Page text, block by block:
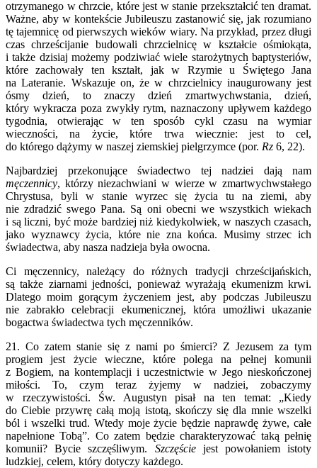
otrzymanego w chrzcie, które jest w stanie przekształcić ten dramat.
Ważne, aby w kontekście Jubileuszu zastanowić się, jak rozumiano
tę tajemnicę od pierwszych wieków wiary. Na przykład, przez długi
czas chrześcijanie budowali chrzcielnicę w kształcie ośmiokąta,
i także dzisiaj możemy podziwiać wiele starożytnych baptysteriów,
które zachowały ten kształt, jak w Rzymie u Świętego Jana
na Lateranie. Wskazuje on, że w chrzcielnicy inaugurowany jest
ósmy dzień, to znaczy dzień zmartwychwstania, dzień,
który wykracza poza zwykły rytm, naznaczony upływem każdego
tygodnia, otwierając w ten sposób cykl czasu na wymiar
wieczności, na życie, które trwa wiecznie: jest to cel,
do którego dążymy w naszej ziemskiej pielgrzymce (por. Rz 6, 22).
Najbardziej przekonujące świadectwo tej nadziei dają nam
męczennicy, którzy niezachwiani w wierze w zmartwychwstałego
Chrystusa, byli w stanie wyrzec się życia tu na ziemi, aby
nie zdradzić swego Pana. Są oni obecni we wszystkich wiekach
i są liczni, być może bardziej niż kiedykolwiek, w naszych czasach,
jako wyznawcy życia, które nie zna końca. Musimy strzec ich
świadectwa, aby nasza nadzieja była owocna.
Ci męczennicy, należący do różnych tradycji chrześcijańskich,
są także ziarnami jedności, ponieważ wyrażają ekumenizm krwi.
Dlatego moim gorącym życzeniem jest, aby podczas Jubileuszu
nie zabrakło celebracji ekumenicznej, która umożliwi ukazanie
bogactwa świadectwa tych męczenników.
21. Co zatem stanie się z nami po śmierci? Z Jezusem za tym
progiem jest życie wieczne, które polega na pełnej komunii
z Bogiem, na kontemplacji i uczestnictwie w Jego nieskończonej
miłości. To, czym teraz żyjemy w nadziei, zobaczymy
w rzeczywistości. Św. Augustyn pisał na ten temat: „Kiedy
do Ciebie przywrę całą moją istotą, skończy się dla mnie wszelki
ból i wszelki trud. Wtedy moje życie będzie naprawdę żywe, całe
napełnione Tobą”. Co zatem będzie charakteryzować taką pełnię
komunii? Bycie szczęśliwym. Szczęściejest powołaniem istoty
ludzkiej, celem, który dotyczy każdego.